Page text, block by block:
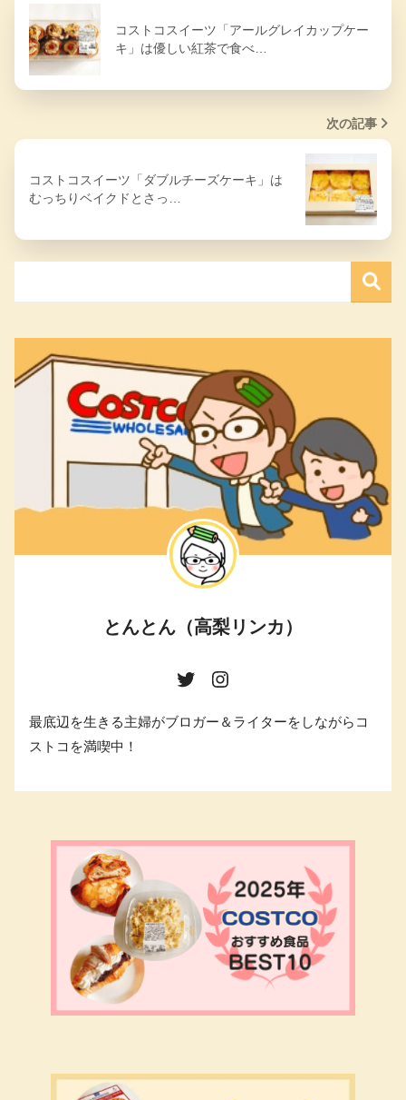
コストコスイーツ「アールグレイカップケー
キ」は優しい紅茶で食べ…
次の記事
コストコスイーツ「ダブルチーズケーキ」は
むっちりベイクドとさっ…
とんとん（高梨リンカ）
最底辺を生きる主婦がブロガー＆ライターをしながらコ
ストコを満喫中！